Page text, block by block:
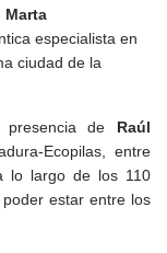
Marta
especialista en
ciudad de la
presencia de Raúl
Ecopilas, entre
lo largo de los 110
estar entre los